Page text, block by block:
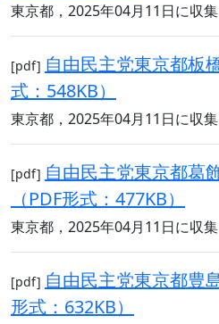
東京都，2025年04月11日に収
[pdf] 自由民主党東京都板
式：548KB）
東京都，2025年04月11日に収
[pdf] 自由民主党東京都葛
（PDF形式：477KB）
東京都，2025年04月11日に収
[pdf] 自由民主党東京都豊
形式：632KB）